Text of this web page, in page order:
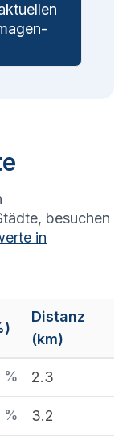
besuchen
in
Distanz
(km)
% 2.3
% 3.2